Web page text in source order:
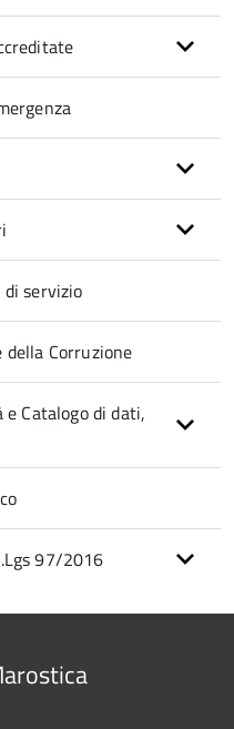
servizio
Corruzione
Catalogo di dati,
97/2016